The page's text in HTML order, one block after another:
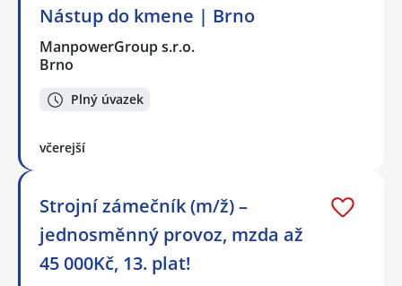
Nástup do kmene | Brno
ManpowerGroup s.r.o.
Brno
Plný úvazek
včerejší
Strojní zámečník (m/ž) –
jednosměnný provoz, mzda až
45 000Kč, 13. plat!